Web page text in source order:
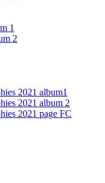
1
2
2021 album1
2021 album 2
2021 page FC